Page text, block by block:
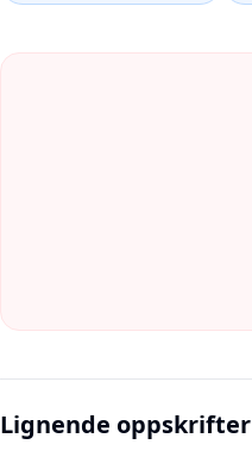
Lignende oppskrifter